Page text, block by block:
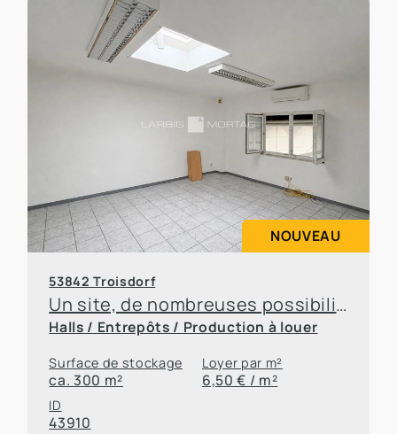
NOUVEAU
53842 Troisdorf
Un site, de nombreuses possibilités – des bureaux et des entrepôts à louer en toute flexibilité
Halls / Entrepôts / Production à louer
Surface de stockage
ca. 300 m²
Loyer par m²
6,50 € / m²
ID
43910